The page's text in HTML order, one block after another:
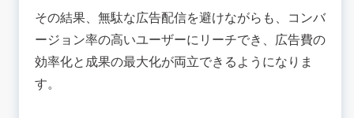
その結果、無駄な広告配信を避けながらも、コンバ
ージョン率の高いユーザーにリーチでき、広告費の
効率化と成果の最大化が両立できるようになりま
す。